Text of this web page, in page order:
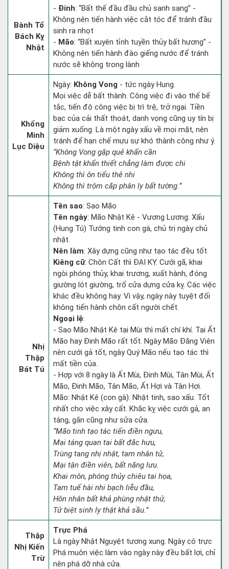
Bành Tổ
Bách Kỵ
Nhật
- Đinh: “Bất thế đầu đầu chủ sanh sang” -
Không nên tiến hành việc cắt tóc để tránh đầu
sinh ra nhọt
- Mão: “Bất xuyên tỉnh tuyền thủy bất hương” -
Không nên tiến hành đào giếng nước để tránh
nước sẽ không trong lành
Khổng
Minh
Lục Diệu
Ngày: Không Vong - tức ngày Hung.
Mọi việc dễ bất thành. Công việc đi vào thế bế
tắc, tiến độ công việc bị trì trệ, trở ngại. Tiền
bạc của cải thất thoát, danh vọng cũng uy tín bị
giảm xuống. Là một ngày xấu về mọi mặt, nên
tránh để hạn chế mưu sự khó thành công như ý.
“Không Vong gặp quẻ khẩn cần
Bệnh tật khẩn thiết chẳng làm được chi
Không thì ôn tiểu thê nhi
Không thì trộm cắp phân ly bất tường.”
Nhị
Thập
Bát Tú
Tên sao: Sao Mão
Tên ngày: Mão Nhật Kê - Vương Lương: Xấu
(Hung Tú) Tướng tinh con gà, chủ trị ngày chủ
nhật.
Nên làm: Xây dựng cũng như tạo tác đều tốt.
Kiêng cữ: Chôn Cất thì ĐẠI KỴ. Cưới gã, khai
ngòi phóng thủy, khai trương, xuất hành, đóng
giường lót giường, trổ cửa dựng cửa kỵ. Các việc
khác đều không hay. Vì vậy, ngày này tuyệt đối
không tiến hành chôn cất người chết.
Ngoại lệ:
- Sao Mão Nhật Kê tại Mùi thì mất chí khí. Tại Ất
Mão hay Đinh Mão rất tốt. Ngày Mão Đăng Viên
nên cưới gả tốt, ngày Quý Mão nếu tạo tác thì
mất tiền của.
- Hợp với 8 ngày là Ất Mùi, Đinh Mùi, Tân Mùi, Ất
Mão, Đinh Mão, Tân Mão, Ất Hợi và Tân Hợi.
Mão: Nhật Kê (con gà): Nhật tinh, sao xấu. Tốt
nhất cho việc xây cất. Khắc kỵ việc cưới gả, an
táng, gắn cũng như sửa cửa.
“Mão tinh tạo tác tiến điền ngưu,
Mai táng quan tai bất đắc hưu,
Trùng tang nhị nhật, tam nhân tử,
Mại tận điền viên, bất năng lưu.
Khai môn, phóng thủy chiêu tai họa,
Tam tuế hài nhi bạch liễu đầu,
Hôn nhân bất khả phùng nhật thử,
Tử biệt sinh ly thật khả sầu.”
Thập
Nhị Kiến
Trừ
Trực Phá
Là ngày Nhật Nguyệt tương xung. Ngày có trực
Phá muôn việc làm vào ngày này đều bất lợi, chỉ
nên phá dỡ nhà cửa.